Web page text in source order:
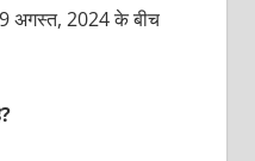
अगस्त, 2024 के बीच